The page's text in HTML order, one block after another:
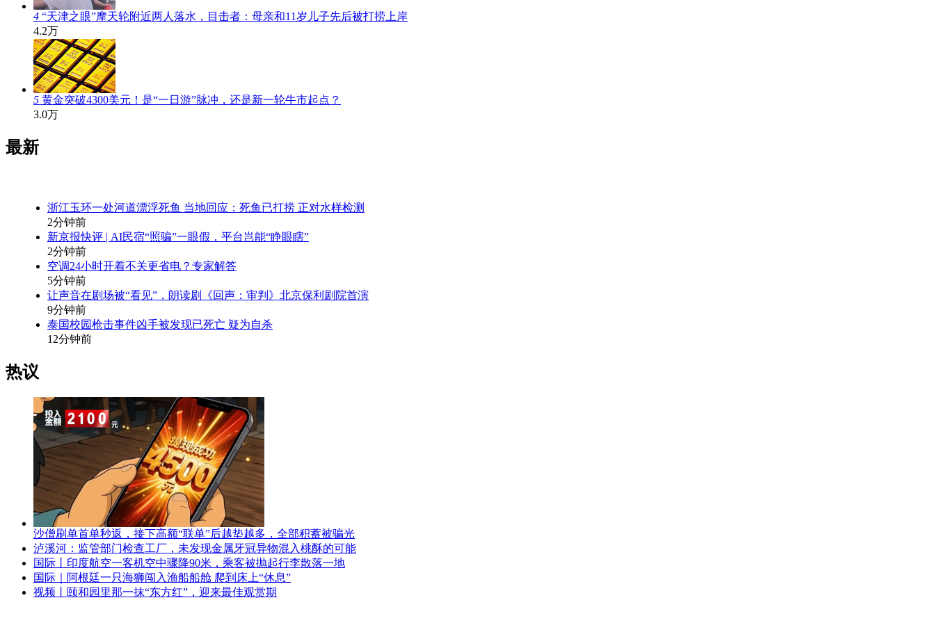
4 “天津之眼”摩天轮附近两人落水，目击者：母亲和11岁儿子先后被打捞上岸
4.2万
5 黄金突破4300美元！是“一日游”脉冲，还是新一轮牛市起点？
3.0万
最新
浙江玉环一处河道漂浮死鱼 当地回应：死鱼已打捞 正对水样检测
2分钟前
新京报快评 | AI民宿“照骗”一眼假，平台岂能“睁眼瞎”
2分钟前
空调24小时开着不关更省电？专家解答
5分钟前
让声音在剧场被“看见”，朗读剧《回声：审判》北京保利剧院首演
9分钟前
泰国校园枪击事件凶手被发现已死亡 疑为自杀
12分钟前
热议
沙僧刷单首单秒返，接下高额“联单”后越垫越多，全部积蓄被骗光
泸溪河：监管部门检查工厂，未发现金属牙冠异物混入桃酥的可能
国际丨印度航空一客机空中骤降90米，乘客被抛起行李散落一地
国际｜阿根廷一只海狮闯入渔船船舱 爬到床上“休息”
视频丨颐和园里那一抹“东方红”，迎来最佳观赏期